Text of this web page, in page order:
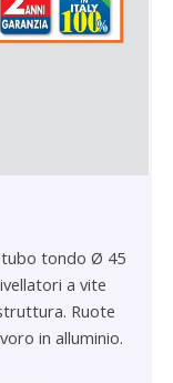
tubo tondo Ø 45
a vite
Ruote
in alluminio.